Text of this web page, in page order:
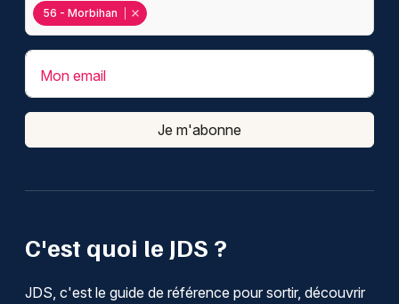
C'est quoi le JDS ?
JDS, c'est le guide de référence pour sortir, découvrir
56 - Morbihan
Mon email
Je m'abonne